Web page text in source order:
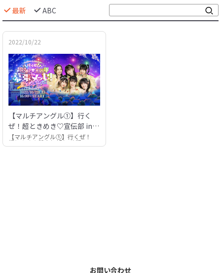
最新 ABC
2022/10/22
【マルチアングル①】行く
ぜ！超ときめき♡宣伝部 in
幕張メッセ！〜星をめざし
て〜
【マルチアングル①】行くぜ！
超ときめき♡宣伝部 in 幕張メッ
セ！〜星をめざして〜
お問い合わせ